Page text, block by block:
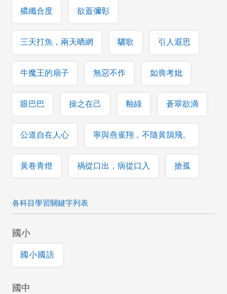
穠纖合度 欲蓋彌彰
三天打魚，兩天晒網 驪歌 引人遐思
牛魔王的扇子 無惡不作 如喪考妣
眼巴巴 操之在己 釉綠 蒼翠欲滴
公道自在人心 寧與燕雀翔，不隨黃鵠飛。
黃卷青燈 禍從口出，病從口入 搶孤
各科目學習關鍵字列表
國小
國小國語
國中